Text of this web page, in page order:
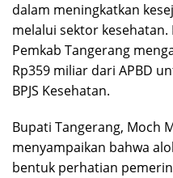
dalam meningkatkan
melalui sektor kesehatan.
Pemkab Tangerang
Rp359 miliar dari APBD
BPJS Kesehatan.
Bupati Tangerang, Moch
menyampaikan bahwa
bentuk perhatian